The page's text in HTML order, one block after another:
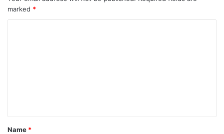
marked *
Name *